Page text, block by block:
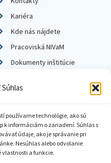
používame technológie, ako sú
k informáciám o zariadení. Súhlas s
údaje, ako je správanie pri
Nesúhlas alebo odvolanie
vlastnosti a funkcie.
Kariéra
Kde nás nájdete
Pracoviská NIVaM
Dokumenty inštitúcie
súkromia